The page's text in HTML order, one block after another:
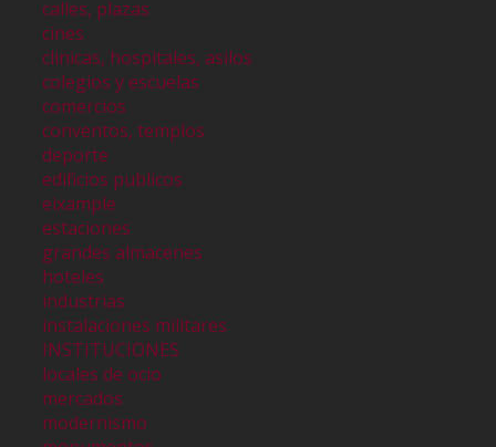
calles, plazas
cines
clinicas, hospitales, asilos
colegios y escuelas
comercios
conventos, templos
deporte
edificios publicos
eixample
estaciones
grandes almacenes
hoteles
industrias
instalaciones militares
INSTITUCIONES
locales de ocio
mercados
modernismo